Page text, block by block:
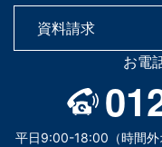
資料請求
お電
平日9:00-18:00（時間外